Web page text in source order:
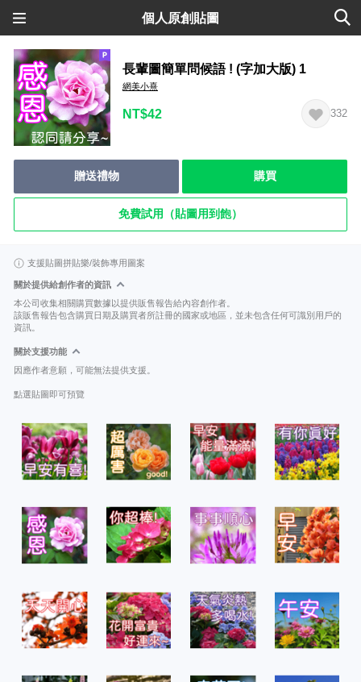
個人原創貼圖
長輩圖簡單問候語 ! (字加大版) 1
網美小熹
NT$42 332
贈送禮物 購買
免費試用（貼圖用到飽）
支援貼圖拼貼樂/裝飾專用圖案
關於提供給創作者的資訊
本公司收集相關購買數據以提供販售報告給內容創作者。
該販售報告包含購買日期及購買者所註冊的國家或地區，並未包含任何可識別用戶的
資訊。
關於支援功能
因應作者意願，可能無法提供支援。
點選貼圖即可預覽